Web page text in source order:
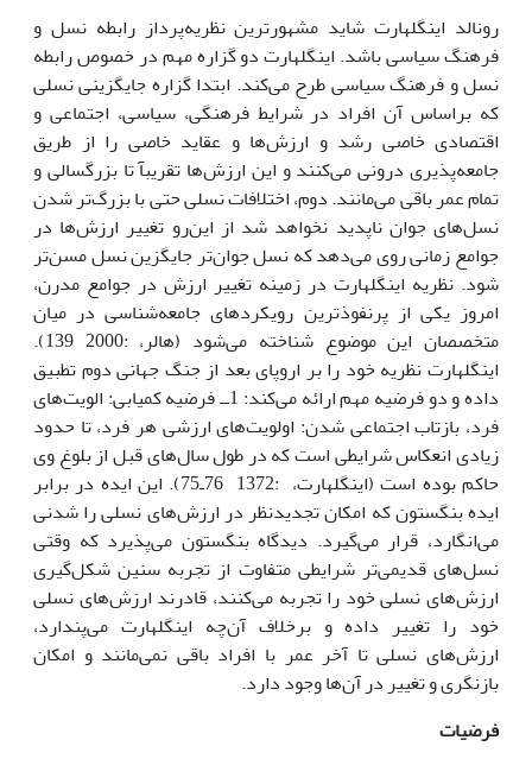
رونالد اینگلهارت شاید مشهورترین نظریه‌پرداز رابطه نسل و
فرهنگ سیاسى باشد. اینگلهارت دو گزاره مهم در خصوص رابطه
نسل و فرهنگ سیاسى طرح مى‌کند. ابتدا گزاره جایگزینى نسلى
که براساس آن افراد در شرایط فرهنگى، سیاسى، اجتماعى و
اقتصادى خاصى رشد و ارزش‌ها و عقاید خاصى را از طریق
جامعه‌پذیرى درونى مى‌کنند و این ارزش‌ها تقریبآ تا بزرگسالى و
تمام عمر باقى مى‌مانند. دوم، اختلافات نسلى حتى با بزرگ‌تر شدن
نسل‌هاى جوان ناپدید نخواهد شد از این‌رو تغییر ارزش‌ها در
جوامع زمانى روى مى‌دهد که نسل جوان‌تر جایگزین نسل مسن‌تر
شود. نظریه اینگلهارت در زمینه تغییر ارزش در جوامع مدرن،
امروز یکى از پرنفوذترین رویکردهاى جامعه‌شناسى در میان
متخصصان این موضوع شناخته مى‌شود (هالر، :2000 139).
اینگلهارت نظریه خود را بر اروپاى بعد از جنگ جهانى دوم تطبیق
داده و دو فرضیه مهم ارائه مى‌کند: 1ــ فرضیه کمیابى: الویت‌هاى
فرد، بازتاب اجتماعى شدن: اولویت‌هاى ارزشى هر فرد، تا حدود
زیادى انعکاس شرایطى است که در طول سال‌هاى قبل از بلوغ وى
حاکم بوده است (اینگلهارت، :1372 76ـ75). این ایده در برابر
ایده بنگستون که امکان تجدیدنظر در ارزش‌هاى نسلى را شدنى
مى‌انگارد، قرار مى‌گیرد. دیدگاه بنگستون مى‌پذیرد که وقتى
نسل‌هاى قدیمى‌تر شرایطى متفاوت از تجربه سنین شکل‌گیرى
ارزش‌هاى نسلى خود را تجربه مى‌کنند، قادرند ارزش‌هاى نسلى
خود را تغییر داده و برخلاف آن‌چه اینگلهارت مى‌پندارد،
ارزش‌هاى نسلى تا آخر عمر با افراد باقى نمى‌مانند و امکان
بازنگرى و تغییر در آن‌ها وجود دارد.
فرضیات